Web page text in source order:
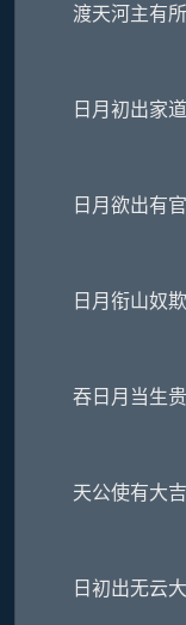
渡天河主有所
日月初出家道
日月欲出有官
日月衔山奴欺
吞日月当生贵
天公使有大吉
日初出无云大